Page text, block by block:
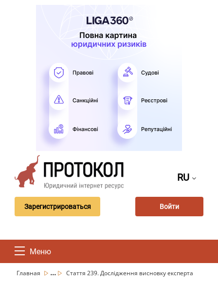
RU
Зарегистрироваться Войти
Меню
Главная ... Стаття 239. Дослідження висновку експерта